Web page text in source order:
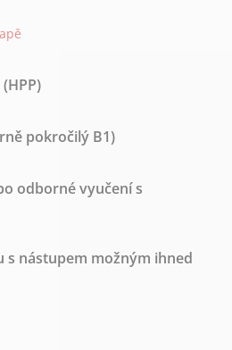
pokročilý B1)
odborné vyučení s
s nástupem možným ihned